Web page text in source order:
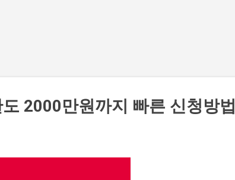
2000만원까지 빠른 신청방법